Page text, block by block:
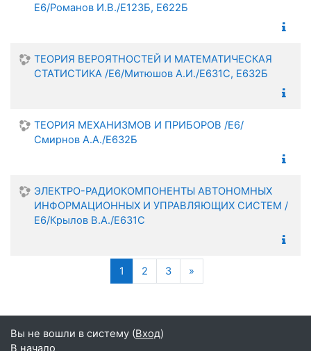
Е6/Романов И.В./Е123Б, Е622Б
ТЕОРИЯ ВЕРОЯТНОСТЕЙ И МАТЕМАТИЧЕСКАЯ
СТАТИСТИКА /Е6/Митюшов А.И./Е631С, Е632Б
ТЕОРИЯ МЕХАНИЗМОВ И ПРИБОРОВ /Е6/
Смирнов А.А./Е632Б
ЭЛЕКТРО-РАДИОКОМПОНЕНТЫ АВТОНОМНЫХ
ИНФОРМАЦИОННЫХ И УПРАВЛЯЮЩИХ СИСТЕМ /
Е6/Крылов В.А./Е631С
1 (текущая)
2 3 »Следующая страница
Вы не вошли в систему (Вход)
В начало